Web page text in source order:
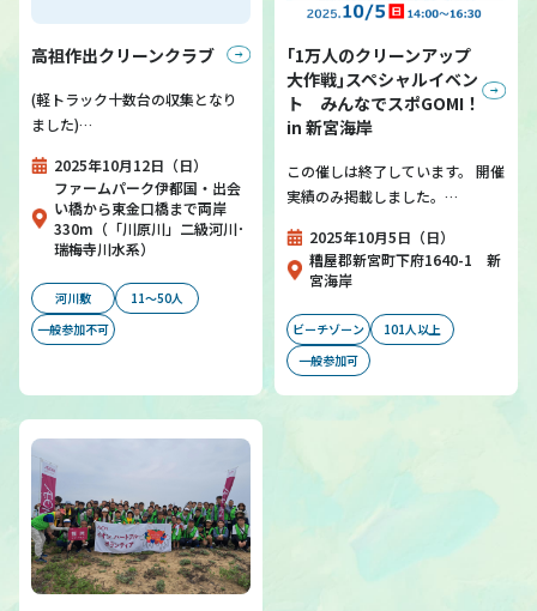
高祖作出クリーンクラブ
(軽トラック十数台の収集となり
ました)…
2025年10月12日（日）
ファームパーク伊都国・出会
い橋から東金口橋まで両岸
330m（「川原川」二級河川･
瑞梅寺川水系）
河川敷
11～50人
一般参加不可
｢1万人のクリーンアップ
大作戦｣スペシャルイベン
ト みんなでスポGOMI！
in 新宮海岸
この催しは終了しています。 開催
実績のみ掲載しました。…
2025年10月5日（日）
糟屋郡新宮町下府1640-1 新
宮海岸
ビーチゾーン
101人以上
一般参加可